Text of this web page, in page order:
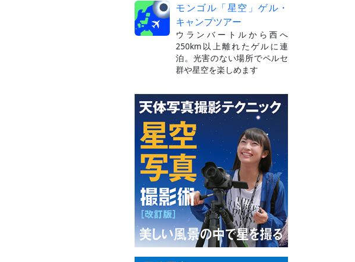
モンゴル「星空」ゲル・
キャンプツアー
ウランバートルから西へ
250km以上離れたゲルに連
泊。光害のない場所でペルセ
群や星空を楽しめます